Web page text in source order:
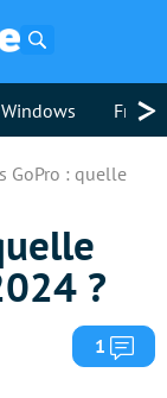
Windows >
GoPro : quelle
?
1